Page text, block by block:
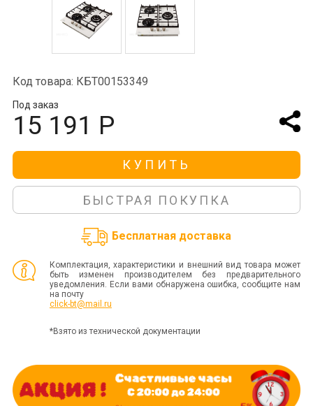
Код товара: КБТ00153349
Под заказ
15 191 Р
КУПИТЬ
БЫСТРАЯ ПОКУПКА
Бесплатная доставка
Комплектация, характеристики и внешний вид товара может
быть изменен производителем без предварительного
уведомления. Если вами обнаружена ошибка, сообщите нам
на почту
click-bt@mail.ru
*Взято из технической документации